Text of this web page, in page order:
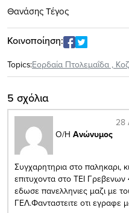
Θανάσης Τέγος
Κοινοποίηση:
Topics:Εορδαία Πτολεμαΐδα ,
5 σχόλια
Ο/Η Ανώνυμος
28
Συγχαρητηρια στο παληκαρι,
επιτυχοντα στο ΤΕΙ
εδωσε πανελληνιες μαζι με
ΓΕΛ.Φανταστειτε οτι εγραφε